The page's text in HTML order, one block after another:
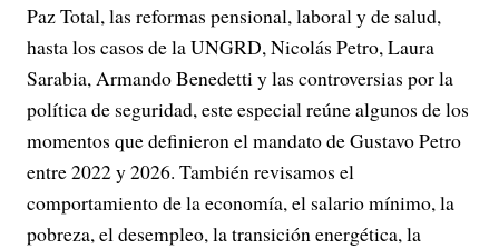
Paz Total, las reformas pensional, laboral y de salud,
hasta los casos de la UNGRD, Nicolás Petro, Laura
Sarabia, Armando Benedetti y las controversias por la
política de seguridad, este especial reúne algunos de los
momentos que definieron el mandato de Gustavo Petro
entre 2022 y 2026. También revisamos el
comportamiento de la economía, el salario mínimo, la
pobreza, el desempleo, la transición energética, la